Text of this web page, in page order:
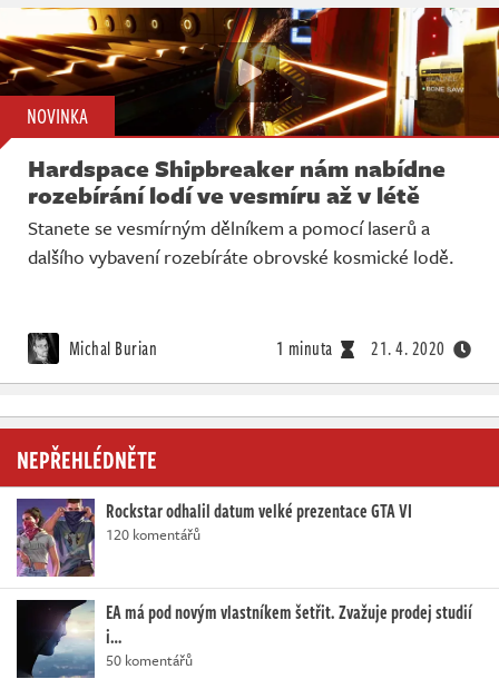
NOVINKA
Hardspace Shipbreaker nám nabídne
rozebírání lodí ve vesmíru až v létě
Stanete se vesmírným dělníkem a pomocí laserů a
dalšího vybavení rozebíráte obrovské kosmické lodě.
Michal Burian 1 minuta 21. 4. 2020
NEPŘEHLÉDNĚTE
Rockstar odhalil datum velké prezentace GTA VI
120 komentářů
EA má pod novým vlastníkem šetřit. Zvažuje prodej studií
i…
50 komentářů